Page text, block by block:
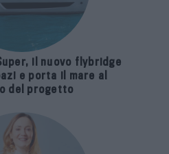
il nuovo flybridge
e porta il mare al
del progetto